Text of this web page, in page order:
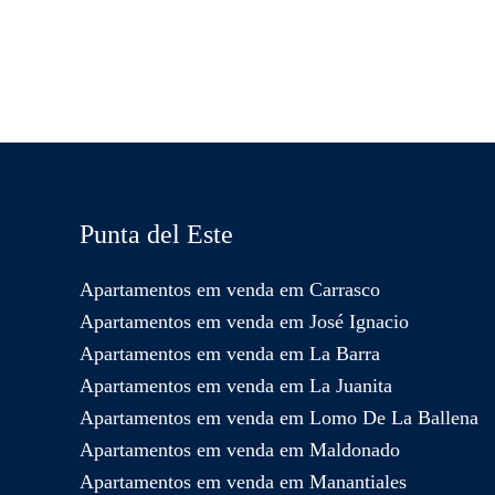
Punta del Este
Apartamentos em venda em Carrasco
Apartamentos em venda em José Ignacio
Apartamentos em venda em La Barra
Apartamentos em venda em La Juanita
Apartamentos em venda em Lomo De La Ballena
Apartamentos em venda em Maldonado
Apartamentos em venda em Manantiales